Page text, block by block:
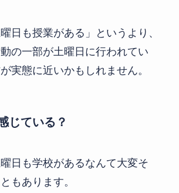
日も授業がある」というより、
動の一部が土曜日に行われてい
実態に近いかもしれません。
じている？
日も学校があるなんて大変そ
もあります。